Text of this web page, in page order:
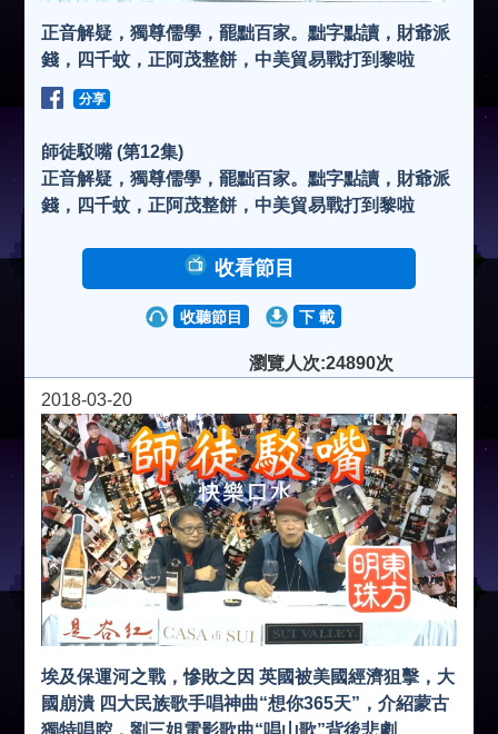
正音解疑，獨尊儒學，罷黜百家。黜字點讀，財爺派
錢，四千蚊，正阿茂整餅，中美貿易戰打到黎啦
分享
師徒駁嘴 (第12集)
正音解疑，獨尊儒學，罷黜百家。黜字點讀，財爺派
錢，四千蚊，正阿茂整餅，中美貿易戰打到黎啦
收看節目
收聽節目 下 載
瀏覽人次:24890次
2018-03-20
埃及保運河之戰，慘敗之因 英國被美國經濟狙擊，大
國崩潰 四大民族歌手唱神曲“想你365天”，介紹蒙古
獨特唱腔，劉三姐電影歌曲“唱山歌”背後悲劇